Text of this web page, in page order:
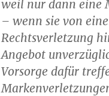
weil nur dann eine
– wenn sie von
Rechtsverletzung
Angebot
Vorsorge dafür